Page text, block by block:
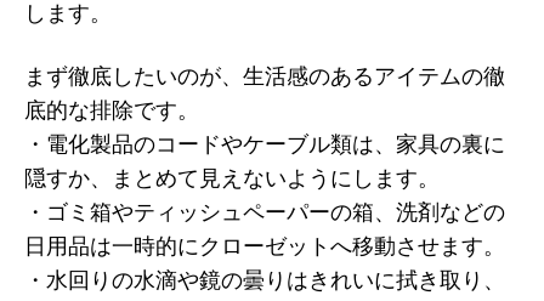
します。
まず徹底したいのが、生活感のあるアイテムの徹
底的な排除です。
・電化製品のコードやケーブル類は、家具の裏に
隠すか、まとめて見えないようにします。
・ゴミ箱やティッシュペーパーの箱、洗剤などの
日用品は一時的にクローゼットへ移動させます。
・水回りの水滴や鏡の曇りはきれいに拭き取り、